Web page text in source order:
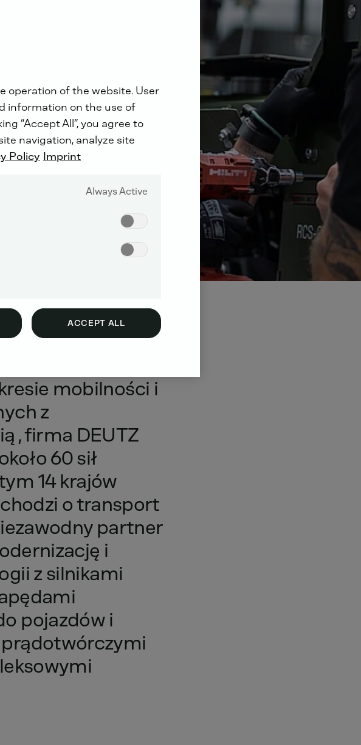
mobilności i
z
,firma DEUTZ
60sił
14 krajów
chodzi otransport
partner
i
z silnikami
pojazdów i
prądotwórczymi
operation of the website. User
information on the use of
“Accept All”, you agree to
navigation, analyze site
Policy Imprint
Always Active
ACCEPT ALL